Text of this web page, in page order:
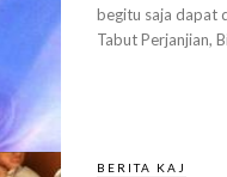
begitu saja dapat
Tabut Perjanjian,
BERITA KAJ